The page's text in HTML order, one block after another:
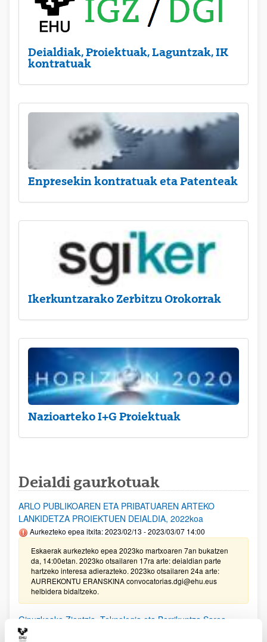
Deialdiak, Proiektuak, Laguntzak, IK
kontratuak
Enpresekin kontratuak eta Patenteak
Ikerkuntzarako Zerbitzu Orokorrak
Nazioarteko I+G Proiektuak
Deialdi gaurkotuak
ARLO PUBLIKOAREN ETA PRIBATUAREN ARTEKO
LANKIDETZA PROIEKTUEN DEIALDIA, 2022koa
Aurkezteko epea itxita: 2023/02/13 - 2023/03/07 14:00
Eskaerak aurkezteko epea 2023ko martxoaren 7an bukatzen
da, 14:00etan. 2023ko otsailaren 17ra arte: deialdian parte
hartzeko interesa adierazteko. 2023ko otsailaren 24a arte:
AURREKONTU ERANSKINA convocatorias.dgi@ehu.eus
helbidera bidaltzeko.
Gipuzkoako Zientzia, Teknologia eta Berrikuntza Sarea
bultzatzeko Programaren laguntzak 2022